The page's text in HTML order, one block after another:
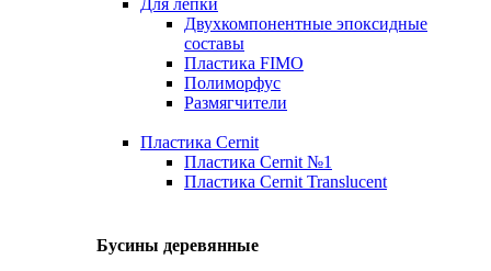
Для лепки
Двухкомпонентные эпоксидные
составы
Пластика FIMO
Полиморфус
Размягчители
Пластика Cernit
Пластика Cernit №1
Пластика Cernit Translucent
Бусины деревянные